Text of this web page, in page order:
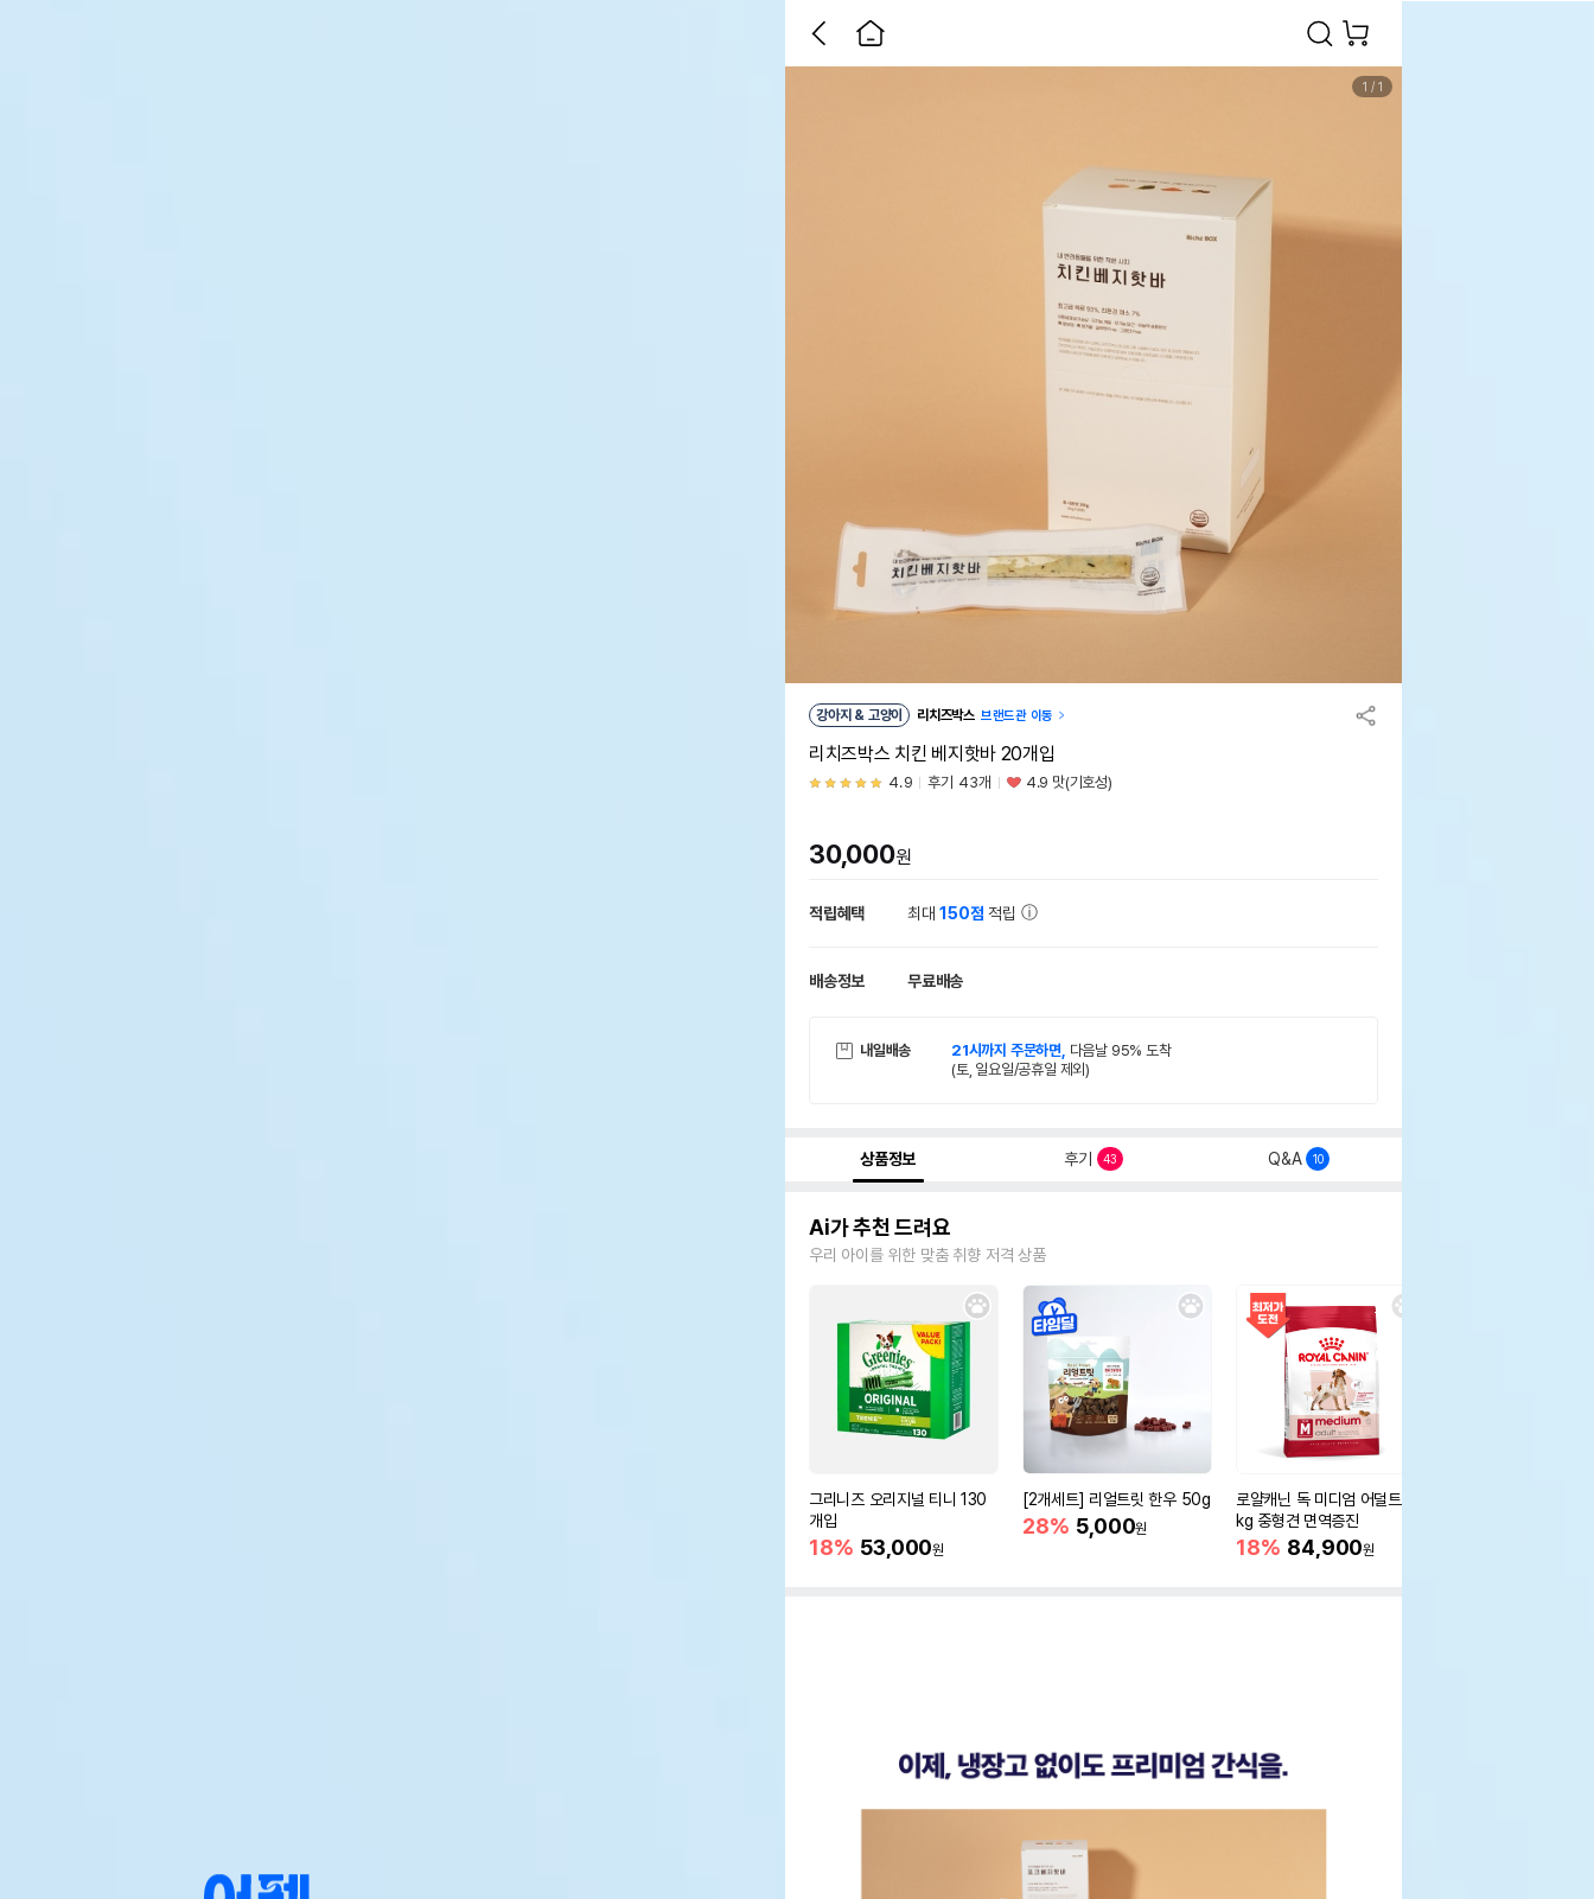
1 / 1
강아지 & 고양이 리치즈박스 브랜드관 이동
리치즈박스 치킨 베지핫바 20개입
4.9 후기 43개 4.9 맛(기호성)
30,000원
적립혜택 최대150점 적립
배송정보 무료배송
내일배송 21시까지 주문하면, 다음날 95% 도착
(토, 일요일/공휴일 제외)
상품정보 후기 43 Q&A 10
Ai가 추천 드려요
우리 아이를 위한 맞춤 취향 저격 상품
그리니즈 오리지널 티니 130
개입
18% 53,000원
[2개세트] 리얼트릿 한우 50g
28% 5,000원
로얄캐닌 독 미디엄 어덜트 10
kg 중형견 면역증진
18% 84,900원